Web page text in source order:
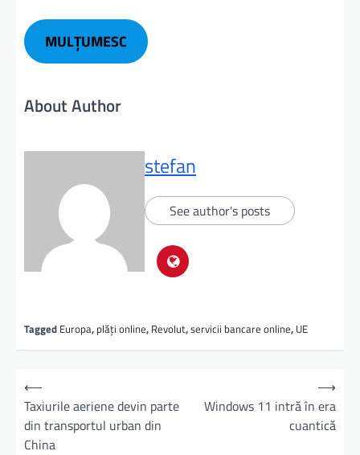
MULȚUMESC
About Author
stefan
See author's posts
Tagged Europa, plăți online, Revolut,servicii bancare online, UE
⟵
Taxiurile aeriene devin parte
din transportul urban din
China
Windows 11 intră în era
cuantică
⟶